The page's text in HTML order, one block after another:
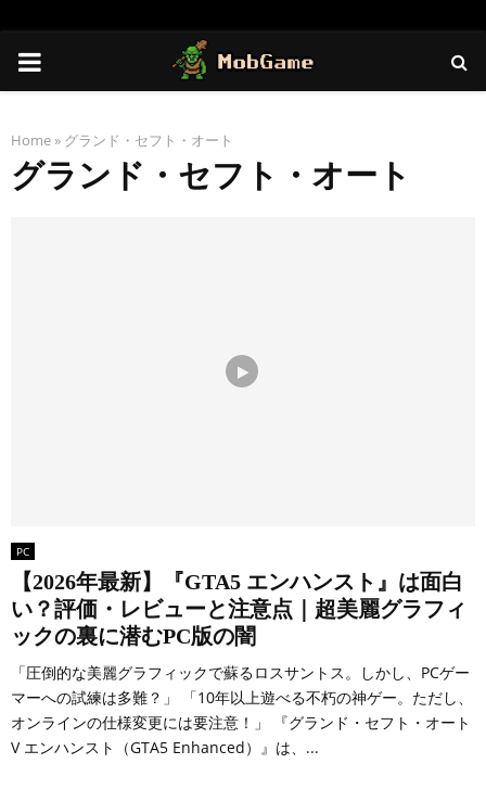
PRIMARY
Home » グランド・セフト・オート
グランド・セフト・オート
PC
【2026年最新】『GTA5 エンハンスト』は面白
い？評価・レビューと注意点｜超美麗グラフィ
ックの裏に潜むPC版の闇
「圧倒的な美麗グラフィックで蘇るロスサントス。しかし、PCゲー
マーへの試練は多難？」 「10年以上遊べる不朽の神ゲー。ただし、
オンラインの仕様変更には要注意！」 『グランド・セフト・オート
V エンハンスト（GTA5 Enhanced）』は、...